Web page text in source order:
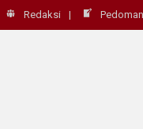
Redaksi Pedoman